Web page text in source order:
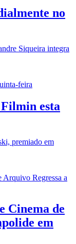
no
Siqueira integra
esta
premiado em
Cinema de
em